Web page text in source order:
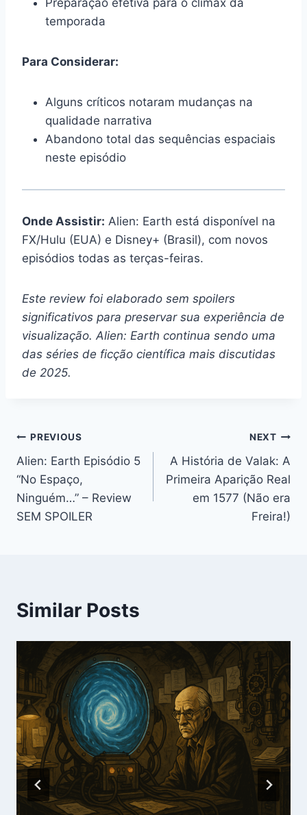
temporada
Para Considerar:
Alguns críticos notaram mudanças na
qualidade narrativa
Abandono total das sequências espaciais
neste episódio
Onde Assistir: Alien: Earth está disponível na
FX/Hulu (EUA) e Disney+ (Brasil), com novos
episódios todas as terças-feiras.
Este review foi elaborado sem spoilers
significativos para preservar sua experiência de
visualização. Alien: Earth continua sendo uma
das séries de ficção científica mais discutidas
de 2025.
Post
navigation
PREVIOUS
Alien: Earth Episódio 5
“No Espaço,
Ninguém…” – Review
SEM SPOILER
NEXT
A História de Valak: A
Primeira Aparição Real
em 1577 (Não era
Freira!)
Similar Posts